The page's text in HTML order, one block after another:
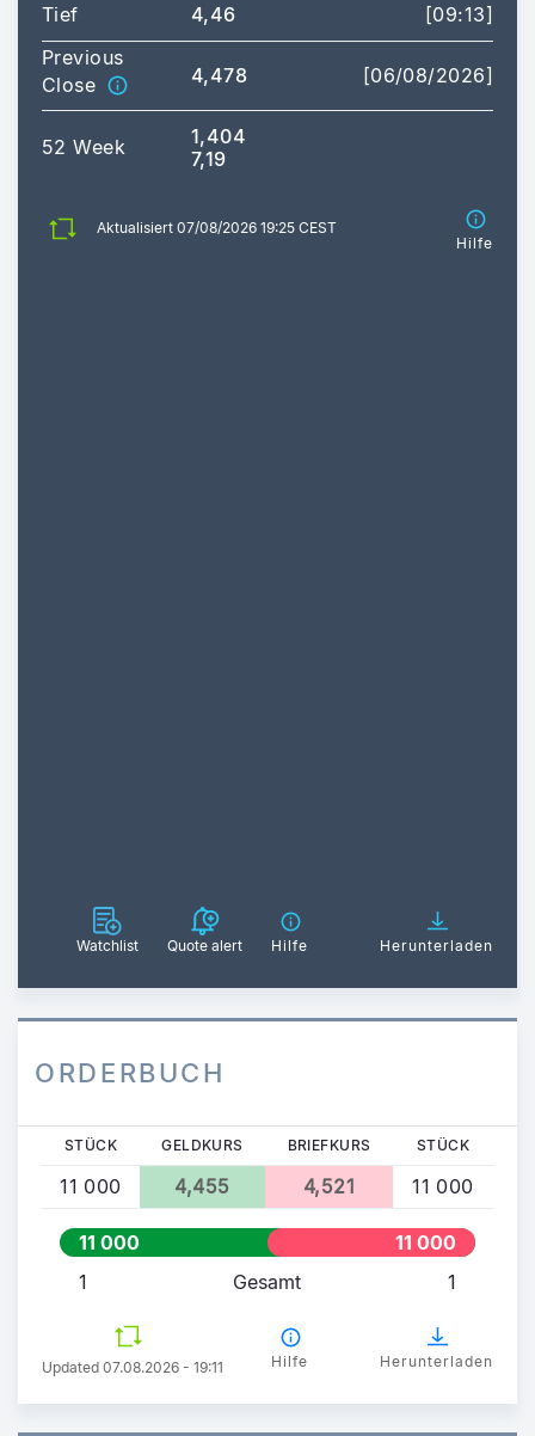
Tief 4,46
[09:13]
Previous
Close
4,478 [06/08/2026]
52 Week
1,404
7,19
Aktualisiert 07/08/2026 19:25 CEST
Hilfe
Watchlist Quote alert Hilfe Herunterladen
ORDERBUCH
STÜCK GELDKURS BRIEFKURS STÜCK
11 000 4,455 4,521 11 000
11 000
11 000
1
Gesamt 1
Updated 07.08.2026 - 19:11 Hilfe Herunterladen